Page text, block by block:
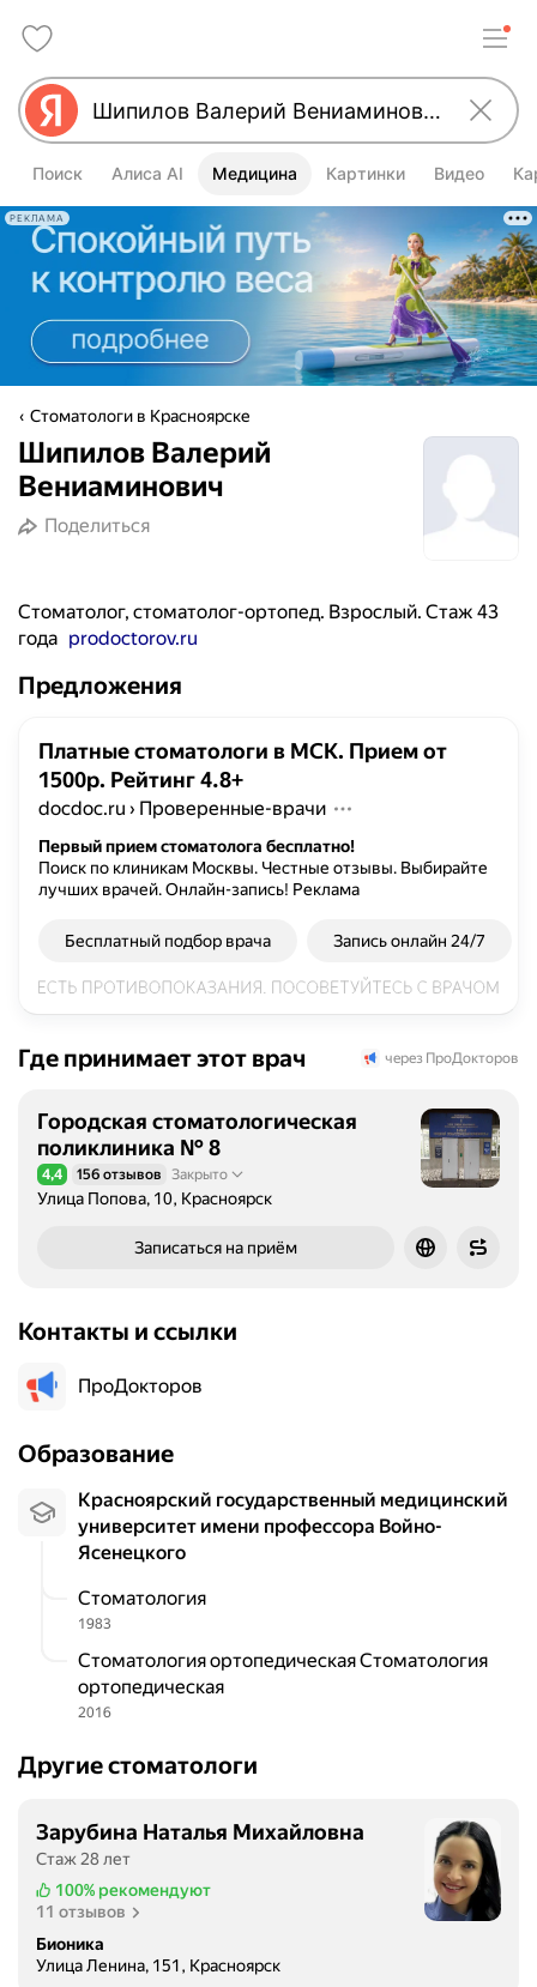
Поиск Алиса AI Медицина Картинки Видео
РЕКЛАМА
Стоматологи в Красноярске
Шипилов Валерий
Вениаминович
Поделиться
Стоматолог, стоматолог-ортопед. Взрослый. Стаж 43
года prodoctorov.ru
Предложения
Платные стоматологи в МСК. Прием от
1500р. Рейтинг 4.8+
docdoc.ru › Проверенные-врачи
Первый прием стоматолога бесплатно!
Поиск по клиникам Москвы. Честные отзывы. Выбирайте
лучших врачей. Онлайн-запись! Реклама
Бесплатный подбор врача Запись онлайн 24/7
Где принимает этот врач через ПроДокторов
Городская стоматологическая
поликлиника № 8
Рейтинг 4,4 из 5
4,4 156 отзывов Закрыто
Улица Попова, 10, Красноярск
Записаться на приём
Контакты и ссылки
ПроДокторов
Образование
Красноярский государственный медицинский
университет имени профессора Войно-
Ясенецкого
Стоматология
1983
Стоматология ортопедическая Стоматология
ортопедическая
2016
Другие стоматологи
Зарубина Наталья Михайловна
Стаж 28 лет
100% рекомендуют
11 отзывов
Бионика
Улица Ленина, 151, Красноярск